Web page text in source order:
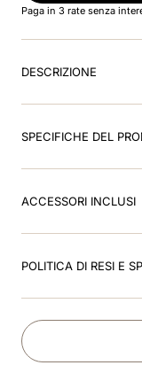
9.kep nero
10.nebula
Paga in 3 rate senza
DESCRIZIONE
SPECIFICHE DEL
ACCESSORI INCLUSI
POLITICA DI RESI E